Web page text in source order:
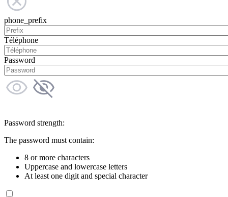
phone_prefix
Téléphone
Password
Password strength:
The password must contain:
8 or more characters
Uppercase and lowercase letters
At least one digit and special character